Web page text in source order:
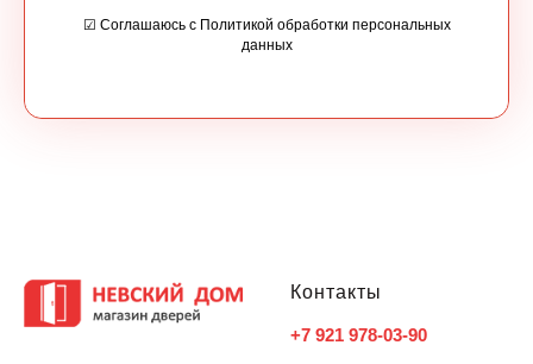
☑ Соглашаюсь с Политикой обработки персональных
данных
Контакты
+7 921 978-03-90